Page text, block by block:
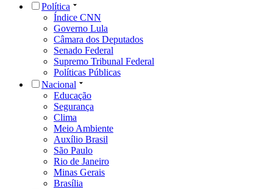
Política
Índice CNN
Governo Lula
Câmara dos Deputados
Senado Federal
Supremo Tribunal Federal
Políticas Públicas
Nacional
Educação
Segurança
Clima
Meio Ambiente
Auxílio Brasil
São Paulo
Rio de Janeiro
Minas Gerais
Brasília